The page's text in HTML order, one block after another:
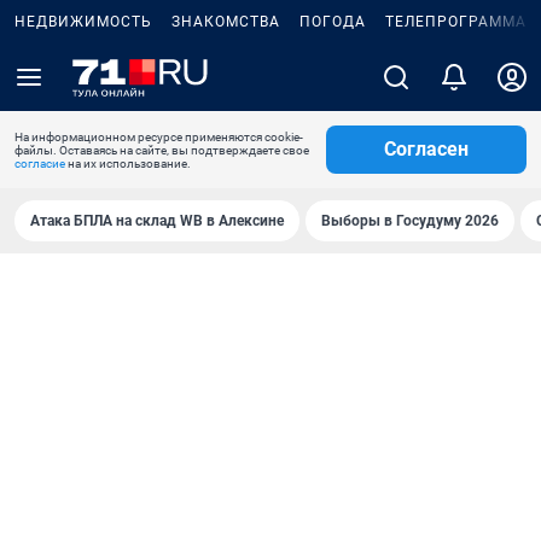
НЕДВИЖИМОСТЬ ЗНАКОМСТВА ПОГОДА ТЕЛЕПРОГРАММА
На информационном ресурсе применяются cookie-
файлы. Оставаясь на сайте, вы подтверждаете свое
согласиена их использование.
Согласен
Атака БПЛА на склад WB в Алексине Выборы в Госудуму 2026